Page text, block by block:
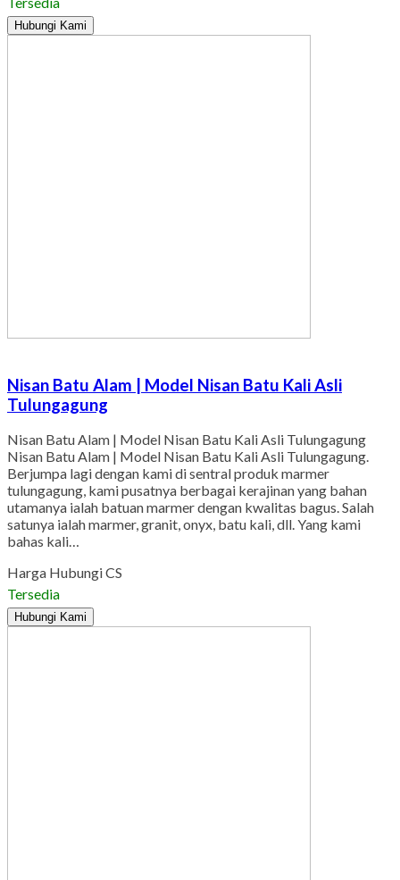
Hubungi Kami
Nisan Batu Alam | Model Nisan Batu Kali Asli
Tulungagung
Nisan Batu Alam | Model Nisan Batu Kali Asli Tulungagung
Nisan Batu Alam | Model Nisan Batu Kali Asli Tulungagung.
Berjumpa lagi dengan kami di sentral produk marmer
tulungagung, kami pusatnya berbagai kerajinan yang bahan
utamanya ialah batuan marmer dengan kwalitas bagus. Salah
satunya ialah marmer, granit, onyx, batu kali, dll. Yang kami
bahas kali…
Harga Hubungi CS
Tersedia
Hubungi Kami